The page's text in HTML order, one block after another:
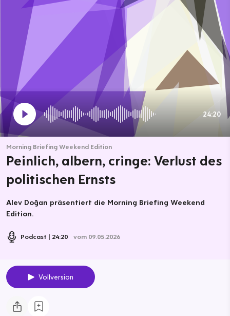
24:20
Morning Briefing Weekend Edition
Peinlich, albern, cringe: Verlust des
politischen Ernsts
Alev Doğan präsentiert die Morning Briefing Weekend
Edition.
Podcast 24:20 vom 09.05.2026
Vollversion